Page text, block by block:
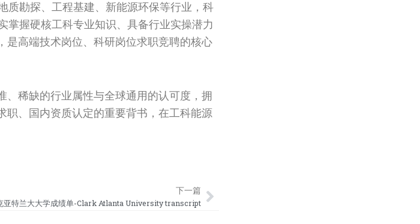
质勘探、工程基建、新能源环保等行业，科
掌握硬核工科专业知识、具备行业实操潜力
是高端技术岗位、科研岗位求职竞聘的核心
稀缺的行业属性与全球通用的认可度，拥
职、国内资质认定的重要背书，在工科能源
下一篇
亚特兰大大学成绩单-Clark Atlanta University transcript